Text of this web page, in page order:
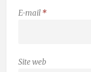
E-mail *
Site web